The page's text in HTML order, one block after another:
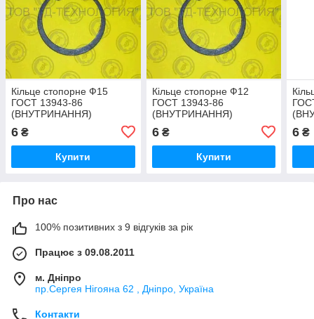
Кільце стопорне Ф15
ГОСТ 13943-86
(ВНУТРИНАННЯ)
6 ₴
Купити
Кільце стопорне Ф12
ГОСТ 13943-86
(ВНУТРИНАННЯ)
6₴
Купити
6 ₴
Про нас
100% позитивних з 9 відгуків за рік
Працює з 09.08.2011
м. Дніпро
пр.Сергея Нігояна 62 , Дніпро, Україна
Контакти